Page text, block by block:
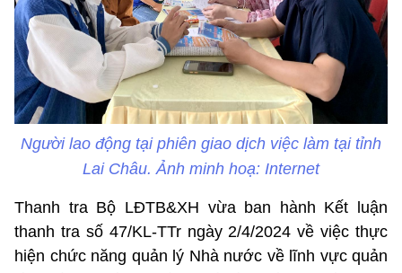
Người lao động tại phiên giao dịch việc làm tại tỉnh
Lai Châu. Ảnh minh hoạ: Internet
Thanh tra Bộ LĐTB&XH vừa ban hành Kết luận
thanh tra số 47/KL-TTr ngày 2/4/2024 về việc thực
hiện chức năng quản lý Nhà nước về lĩnh vực quản